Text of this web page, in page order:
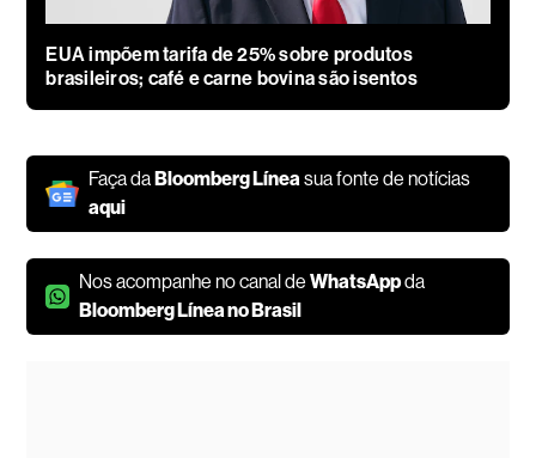
EUA impõem tarifa de 25% sobre produtos
brasileiros; café e carne bovina são isentos
Faça daBloomberg Líneasua fonte de notícias
aqui
Nos acompanhe no canal deWhatsAppda
Bloomberg Línea no Brasil